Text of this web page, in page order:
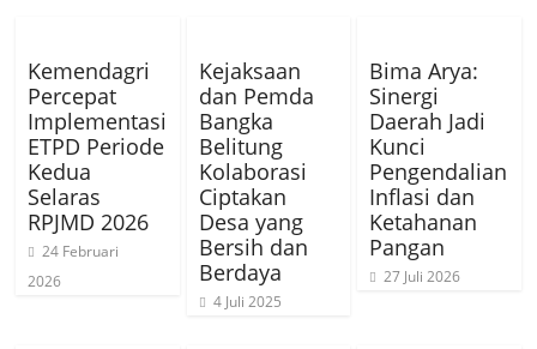
Kemendagri
Percepat
Implementasi
ETPD Periode
Kedua
Selaras
RPJMD 2026
24 Februari
2026
Kejaksaan
dan Pemda
Bangka
Belitung
Kolaborasi
Ciptakan
Desa yang
Bersih dan
Berdaya
4 Juli 2025
Bima Arya:
Sinergi
Daerah Jadi
Kunci
Pengendalian
Inflasi dan
Ketahanan
Pangan
27 Juli 2026